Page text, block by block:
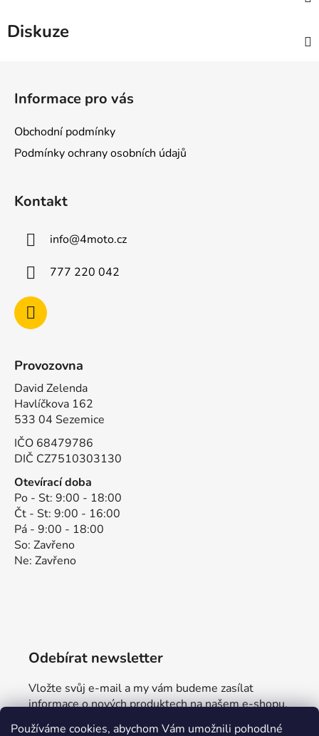
Používáme cookies, abychom Vám umožnili pohodlné
Diskuze
Informace pro vás
Obchodní podmínky
Podmínky ochrany osobních údajů
Kontakt
info@4moto.cz
777 220 042
Provozovna
David Zelenda
Havlíčkova 162
533 04 Sezemice
IČO 68479786
DIČ CZ7510303130
Otevírací doba
Po - St: 9:00 - 18:00
Čt - St: 9:00 - 16:00
Pá - 9:00 - 18:00
So: Zavřeno
Ne: Zavřeno
Odebírat newsletter
Vložte svůj e-mail a my vám budeme zasílat
informace o nových produktech na našem e-shopu.
E-mail